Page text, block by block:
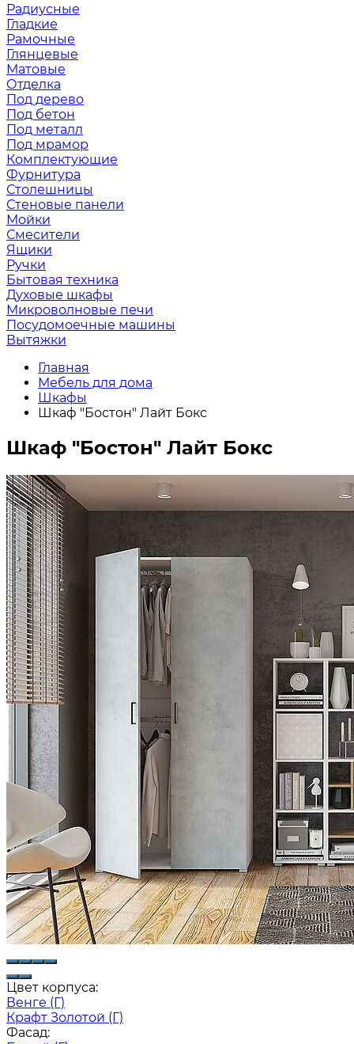
Радиусные
Гладкие
Рамочные
Глянцевые
Матовые
Отделка
Под дерево
Под бетон
Под металл
Под мрамор
Комплектующие
Фурнитура
Столешницы
Стеновые панели
Мойки
Смесители
Ящики
Ручки
Бытовая техника
Духовые шкафы
Микроволновые печи
Посудомоечные машины
Вытяжки
Главная
Мебель для дома
Шкафы
Шкаф "Бостон" Лайт Бокс
Шкаф "Бостон" Лайт Бокс
Цвет корпуса:
Венге (Г)
Крафт Золотой (Г)
Фасад: